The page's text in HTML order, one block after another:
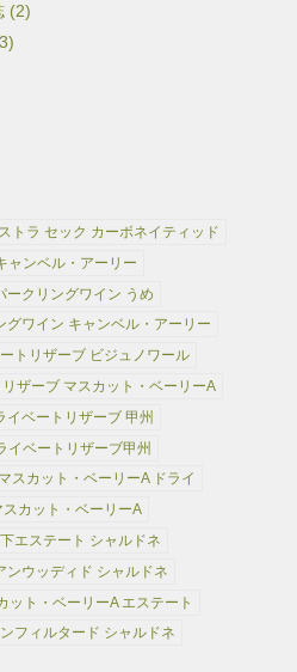
(2)
トラ セック カーボネイティッド
ャンベル・アーリー
ークリングワイン うめ
グワイン キャンベル・アーリー
トリザーブ ビジュノワール
ザーブ マスカット・ベーリーA
イベートリザーブ 甲州
イベートリザーブ甲州
スカット・ベーリーA ドライ
カット・ベーリーA
エステート シャルドネ
ンウッディド シャルドネ
ット・ベーリーA エステート
フィルタード シャルドネ